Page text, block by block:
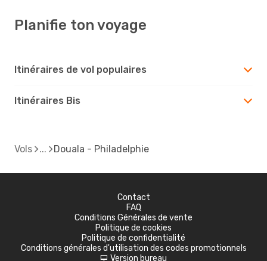
Planifie ton voyage
Itinéraires de vol populaires
Itinéraires Bis
Vols Douala - Philadelphie
Contact
FAQ
Conditions Générales de vente
Politique de cookies
Politique de confidentialité
Conditions générales d'utilisation des codes promotionnels
d Version bureau